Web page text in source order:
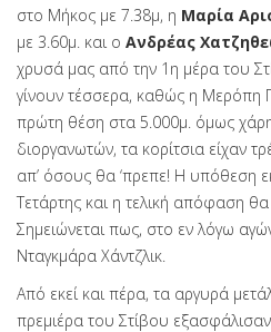
στο Μήκος με 7.38μ, η Μαρία
με 3.60μ. και ο Ανδρέας
χρυσά μας από την 1η μέρα του
γίνουν τέσσερα, καθώς η Μερόπη
πρώτη θέση στα 5.000μ. όμως
διοργανωτών, τα κορίτσια είχαν
απ’ όσους θα ‘πρεπε! Η υπόθεση
Τετάρτης και η τελική απόφαση
Σημειώνεται πως, στο εν λόγω
Νταγκμάρα Χάντζλικ.
Από εκεί και πέρα, τα αργυρά
πρεμιέρα του Στίβου